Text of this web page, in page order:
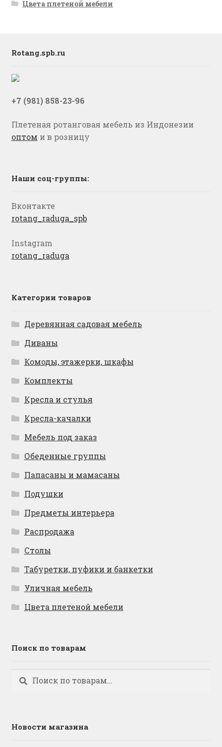
Цвета плетеной мебели
Rotang.spb.ru
+7 (981) 858-23-96
Плетеная ротанговая мебель из Индонезии
оптом и в розницу
Наши соц-группы:
Вконтакте
rotang_raduga_spb
Instagram
rotang_raduga
Категории товаров
Деревянная садовая мебель
Диваны
Комоды, этажерки, шкафы
Комплекты
Кресла и стулья
Кресла-качалки
Мебель под заказ
Обеденные группы
Папасаны и мамасаны
Подушки
Предметы интерьера
Распродажа
Столы
Табуретки, пуфики и банкетки
Уличная мебель
Цвета плетеной мебели
Поиск по товарам
Искать:
Поиск
Новости магазина